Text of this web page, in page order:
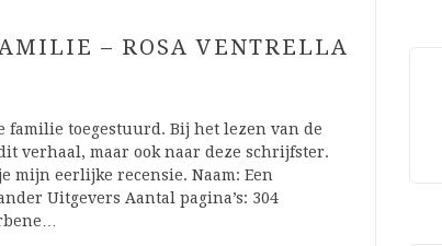
– ROSA VENTRELLA
familie toegestuurd. Bij het lezen van de
verhaal, maar ook naar deze schrijfster.
mijn eerlijke recensie. Naam: Een
Uitgevers Aantal pagina’s: 304